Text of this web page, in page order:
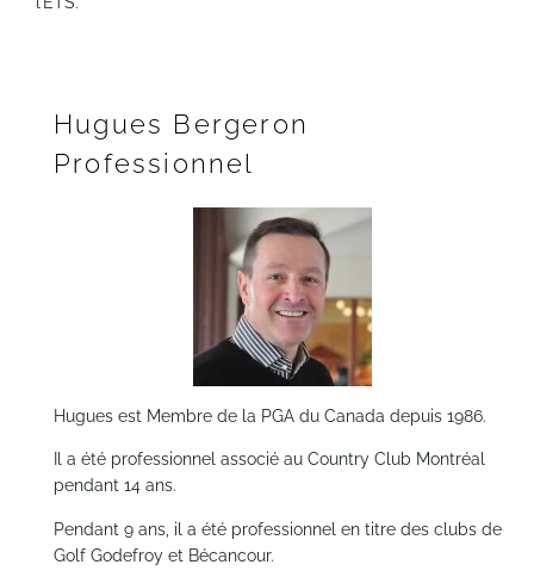
Hugues Bergeron
Professionnel
Hugues est Membre de la PGA du Canada depuis 1986.
Il a été professionnel associé au Country Club Montréal
pendant 14 ans.
Pendant 9 ans, il a été professionnel en titre des clubs de
Golf Godefroy et Bécancour.